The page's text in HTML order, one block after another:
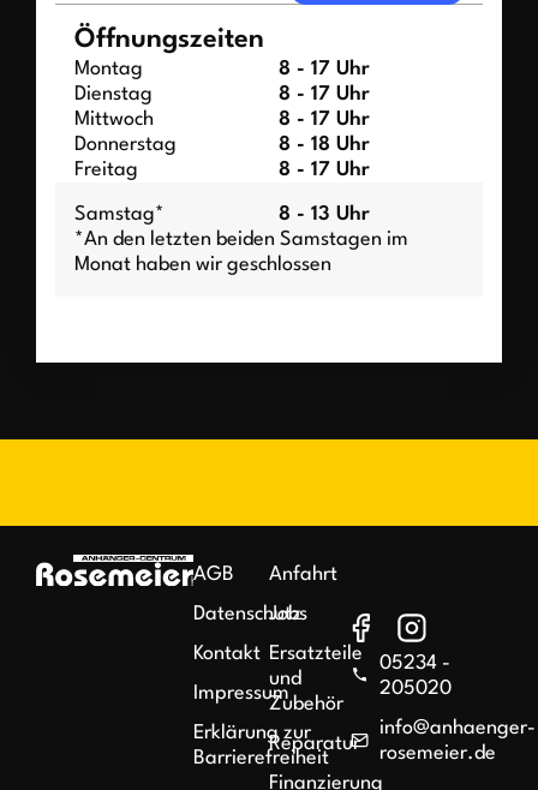
Öffnungszeiten
Montag
8 - 17 Uhr
Dienstag
8 - 17 Uhr
Mittwoch
8 - 17 Uhr
Donnerstag
8 - 18 Uhr
Freitag
8 - 17 Uhr
Samstag*
8 - 13 Uhr
*An den letzten beiden Samstagen im
Monat haben wir geschlossen
AGB
Datenschutz
Kontakt
Impressum
Erklärung zur
Barrierefreiheit
Anfahrt
Jobs
Ersatzteile
und
Zubehör
Reparatur
Finanzierung
05234 -
205020
info@anhaenger-
rosemeier.de